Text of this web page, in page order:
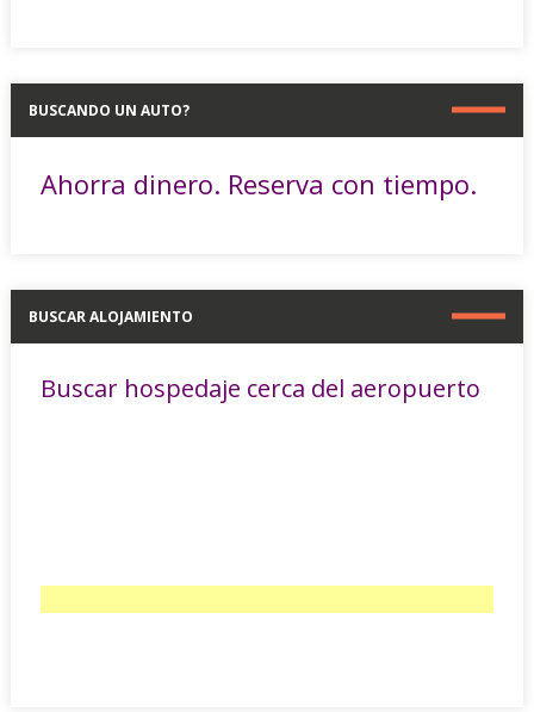
BUSCANDO UN AUTO?
Ahorra dinero. Reserva con tiempo.
BUSCAR ALOJAMIENTO
Buscar hospedaje cerca del aeropuerto